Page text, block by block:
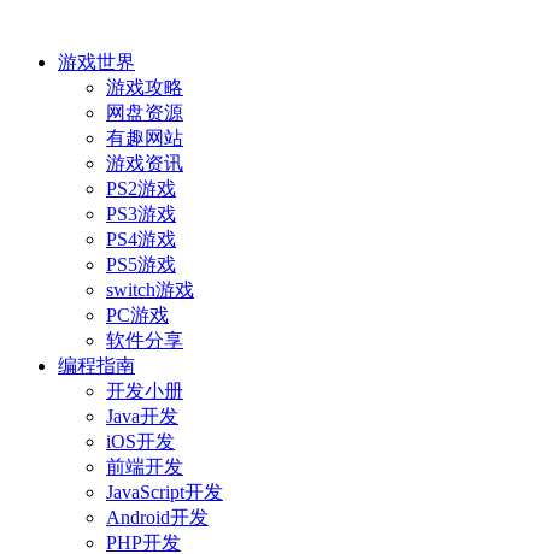
游戏世界
游戏攻略
网盘资源
有趣网站
游戏资讯
PS2游戏
PS3游戏
PS4游戏
PS5游戏
switch游戏
PC游戏
软件分享
编程指南
开发小册
Java开发
iOS开发
前端开发
JavaScript开发
Android开发
PHP开发